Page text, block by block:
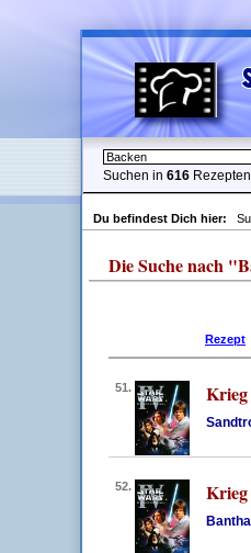
Suchen in 616
Du befindest Dich hier:
Die Suche nach
Rezept
51. Krieg
52. Krieg